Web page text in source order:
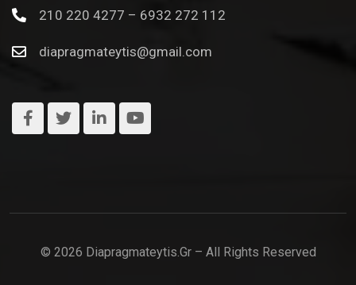
210 220 4277 – 6932 272 112
diapragmateytis@gmail.com
© 2026 Diapragmateytis.gr – All Rights Reserved